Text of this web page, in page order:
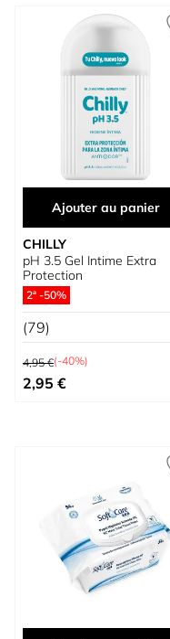
Ajouter au panier
CHILLY
pH 3.5 Gel Intime Extra
Protection
2ª -50%
(79)
Prix normal
4,95 €(-40%)
Prix spécial
2,95 €